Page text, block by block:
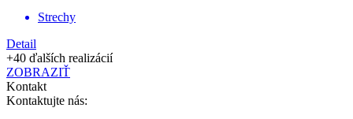
Strechy
Detail
+40 ďalších realizácií
ZOBRAZIŤ
Kontakt
Kontaktujte nás: